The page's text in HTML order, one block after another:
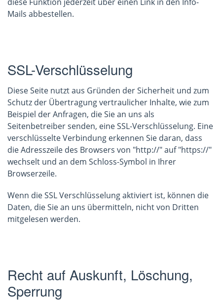
Mails abbestellen.
SSL-Verschlüsselung
Diese Seite nutzt aus Gründen der Sicherheit und zum
Schutz der Übertragung vertraulicher Inhalte, wie zum
Beispiel der Anfragen, die Sie an uns als
Seitenbetreiber senden, eine SSL-Verschlüsselung. Eine
verschlüsselte Verbindung erkennen Sie daran, dass
die Adresszeile des Browsers von "http://" auf "https://"
wechselt und an dem Schloss-Symbol in Ihrer
Browserzeile.
Wenn die SSL Verschlüsselung aktiviert ist, können die
Daten, die Sie an uns übermitteln, nicht von Dritten
mitgelesen werden.
Recht auf Auskunft, Löschung,
Sperrung